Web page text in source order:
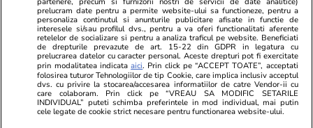
Lifestyle 04 aug.
Cum se scrie corect: bineînțeles
sau bine înțeles
prelucram date pentru a permite website-ului sa functioneze, pentru a
personaliza continutul si anunturile publicitare afisate in functie de
interesele si/sau profilul dvs., pentru a va oferi functionalitati aferente
retelelor de socializare si pentru a analiza traficul pe website. Beneficiati
de drepturile prevazute de art. 15-22 din GDPR in legatura cu
prelucrarea datelor cu caracter personal. Aceste drepturi pot fi exercitate
prin modalitatea indicataaici. Prin click pe “ACCEPT TOATE”, acceptati
folosirea tuturor Tehnologiilor de tip Cookie, care implica inclusiv acceptul
dvs. cu privire la stocarea/accesarea informatiilor de catre Vendor-ii cu
care colaboram. Prin click pe “VREAU SA MODIFIC SETARILE
INDIVIDUAL” puteti schimba preferintele in mod individual, mai putin
cele legate de cookie strict necesare pentru functionarea website-ului.